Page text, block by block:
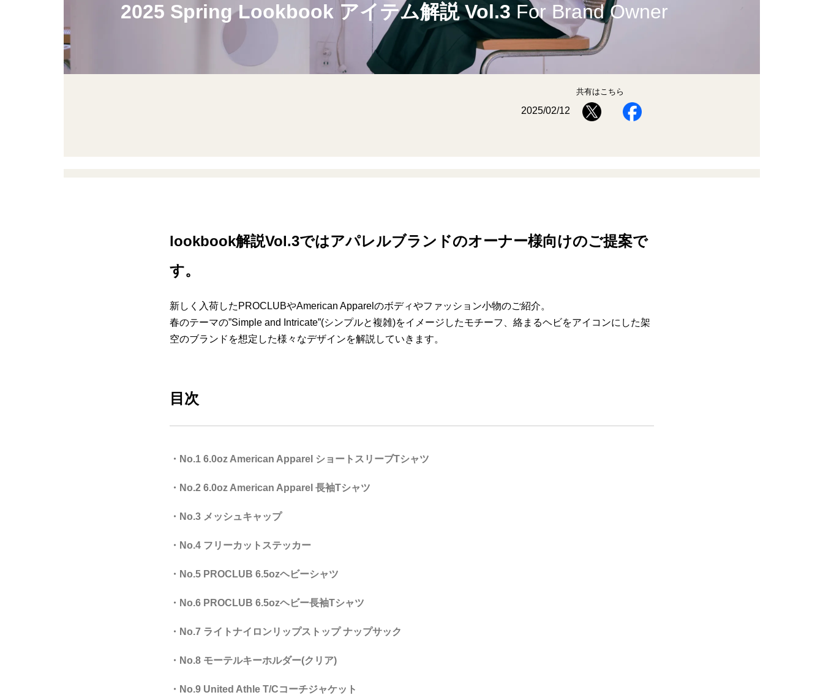
2025 Spring Lookbook アイテム解説 Vol.3 For Brand Owner
2025/02/12
共有はこちら
lookbook解説Vol.3ではアパレルブランドのオーナー様向けのご提案で
す。
新しく入荷したPROCLUBやAmerican Apparelのボディやファッション小物のご紹介。
春のテーマの”Simple and Intricate”(シンプルと複雑)をイメージしたモチーフ、絡まるヘビをアイコンにした架
空のブランドを想定した様々なデザインを解説していきます。
目次
・No.1 6.0oz American Apparel ショートスリーブTシャツ
・No.2 6.0oz American Apparel 長袖Tシャツ
・No.3 メッシュキャップ
・No.4 フリーカットステッカー
・No.5 PROCLUB 6.5ozヘビーシャツ
・No.6 PROCLUB 6.5ozヘビー長袖Tシャツ
・No.7 ライトナイロンリップストップ ナップサック
・No.8 モーテルキーホルダー(クリア)
・No.9 United Athle T/Cコーチジャケット